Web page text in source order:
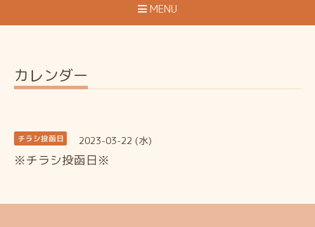
MENU
カレンダー
チラシ投函日 2023-03-22 (水)
※チラシ投函日※